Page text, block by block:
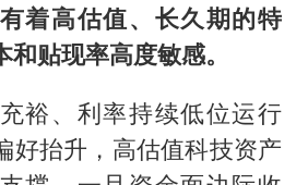
着高估值、长久期的特
贴现率高度敏感。
裕、利率持续低位运行
好抬升，高估值科技资产